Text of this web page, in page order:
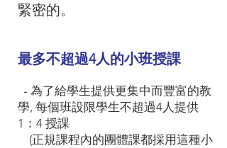
緊密的。
最多不超過4人的小班授課
- 為了給學生提供更集中而豐富的教
學, 每個班設限學生不超過4人提供
1：4 授課
(正規課程內的團體課都採用這種小